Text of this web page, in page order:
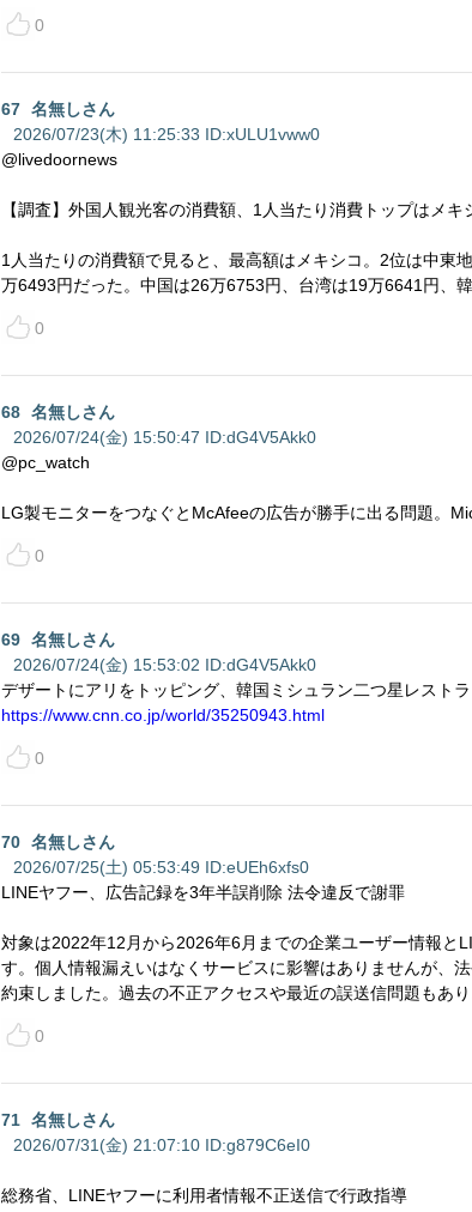
0
67 名無しさん
2026/07/23(木) 11:25:33 ID:xULU1vww0
@livedoornews
【調査】外国人観光客の消費額、1人当たり消費トップはメキ
1人当たりの消費額で見ると、最高額はメキシコ。2位は中東
万6493円だった。中国は26万6753円、台湾は19万6641円、
0
68 名無しさん
2026/07/24(金) 15:50:47 ID:dG4V5Akk0
@pc_watch
LG製モニターをつなぐとMcAfeeの広告が勝手に出る問題。
0
69 名無しさん
2026/07/24(金) 15:53:02 ID:dG4V5Akk0
デザートにアリをトッピング、韓国ミシュラン二つ星レスト
https://www.cnn.co.jp/world/35250943.html
0
70 名無しさん
2026/07/25(土) 05:53:49 ID:eUEh6xfs0
LINEヤフー、広告記録を3年半誤削除 法令違反で謝罪
対象は2022年12月から2026年6月までの企業ユーザー情報と
す。個人情報漏えいはなくサービスに影響はありませんが、
約束しました。過去の不正アクセスや最近の誤送信問題もあ
0
71 名無しさん
2026/07/31(金) 21:07:10 ID:g879C6eI0
総務省、LINEヤフーに利用者情報不正送信で行政指導